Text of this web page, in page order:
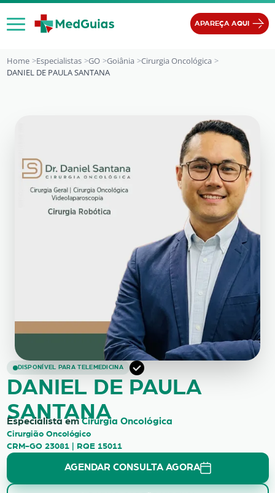
Ir para o conteúdo
APAREÇA AQUI
Home Especialistas GO Goiânia
Cirurgia Oncológica
DANIEL DE PAULA SANTANA
DISPONÍVEL PARA TELEMEDICINA
DANIEL DE PAULA SANTANA
DANIEL DE PAULA
SANTANA
Especialista emCirurgia Oncológica
Cirurgião Oncológico
CRM-GO 23081 | RQE 15011
AGENDAR CONSULTA AGORA